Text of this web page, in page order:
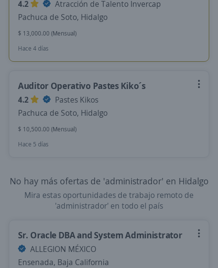
4.2
Atracción de Talento Invercap
Pachuca de Soto, Hidalgo
$ 13,000.00 (Mensual)
Hace 4 días
Auditor Operativo Pastes Kiko´s
4.2
Pastes Kikos
Pachuca de Soto, Hidalgo
$ 10,500.00 (Mensual)
Hace 5 días
No hay más ofertas de 'administrador' en Hidalgo
Mira estas oportunidades de trabajo remoto de
'administrador' en todo el país
Sr. Oracle DBA and System Administrator
ALLEGION MÉXICO
Ensenada, Baja California